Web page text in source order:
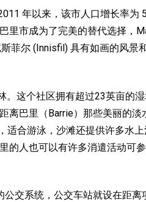
年以来，该市人口增长率为
市成为了完美的替代选择，
菲尔 (Innisfil) 具有如画的风景
这个社区拥有超过23英亩的
巴里（Barrie）那些美丽的
合游泳，沙滩还提供许多水
人也可以有许多消遣活动可
交系统，公交车站就设在距